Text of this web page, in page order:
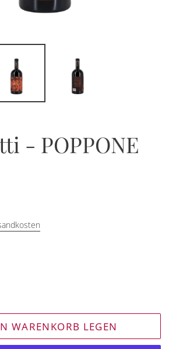
- POPPONE
WARENKORB LEGEN